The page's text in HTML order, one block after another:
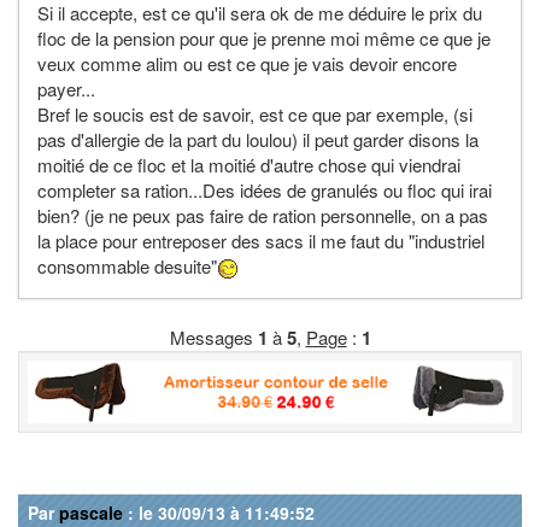
Si il accepte, est ce qu'il sera ok de me déduire le prix du
floc de la pension pour que je prenne moi même ce que je
veux comme alim ou est ce que je vais devoir encore
payer...
Bref le soucis est de savoir, est ce que par exemple, (si
pas d'allergie de la part du loulou) il peut garder disons la
moitié de ce floc et la moitié d'autre chose qui viendrai
completer sa ration...Des idées de granulés ou floc qui irai
bien? (je ne peux pas faire de ration personnelle, on a pas
la place pour entreposer des sacs il me faut du "industriel
consommable desuite"
Messages 1 à5, Page: 1
Parpascale : le 30/09/13 à 11:49:52